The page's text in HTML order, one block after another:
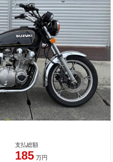
支払総額
185 万円